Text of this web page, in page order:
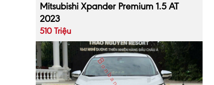
Mitsubishi Xpander Premium 1.5 AT
2023
510 Triệu